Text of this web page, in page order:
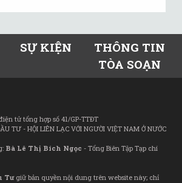
SỰ KIỆN
THÔNG TIN
TÒA SOẠN
tử tổng hợp số 41/GP-TTĐT
TƯ - HỘI LIÊN LẠC VỚI NGƯỜI VIỆT NAM Ở NƯỚC
Bà Lê Thị Bích Ngọc - Tổng Biên Tập Tạp chí
Tưgiữ bản quyền nội dung trên website này; chỉ